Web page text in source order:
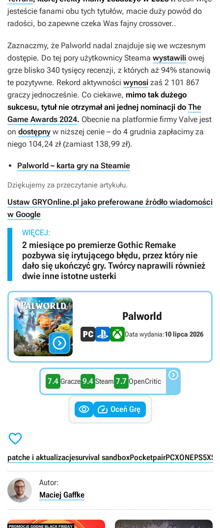
jesteście fanami obu tych tytułów, macie duży powód do
radości, bo zapewne czeka Was fajny crossover..
Zaznaczmy, że Palworld nadal znajduje się we wczesnym
dostępie. Do tej pory użytkownicy Steama wystawili owej
grze blisko 340 tysięcy recenzji, z których aż 94% stanowią
te pozytywne. Rekord aktywności wynosi zaś 2 101 867
graczy jednocześnie. Co ciekawe, mimo tak dużego
sukcesu, tytuł nie otrzymał ani jednej nominacji do The
Game Awards 2024. Obecnie na platformie firmy Valve jest
on dostępny w niższej cenie – do 4 grudnia zapłacimy za
niego 104,24 zł (zamiast 138,99 zł).
Palworld – karta gry na Steamie
Dziękujemy za przeczytanie artykułu.
Ustaw GRYOnline.pl jako preferowane źródło wiadomości
w Google
WIĘCEJ:
2 miesiące po premierze Gothic Remake
pozbywa się irytującego błędu, przez który nie
dało się ukończyć gry. Twórcy naprawili również
dwie inne istotne usterki

Palworld
Data wydania:10 lipca 2026
7.4 Gracze 9.4 Steam 7.7 OpenCritic 
  Oceń Grę

patche i aktualizacjesurvival sandboxPocketpairPCXONEPS5XSX
Autor:
Maciej Gaffke